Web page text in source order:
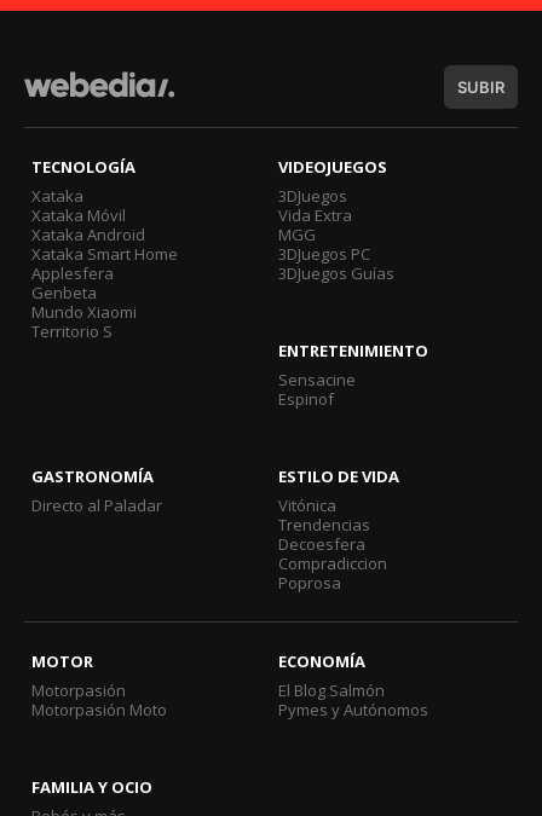
SUBIR
TECNOLOGÍA
Xataka
Xataka Móvil
Xataka Android
Xataka Smart Home
Applesfera
Genbeta
Mundo Xiaomi
Territorio S
VIDEOJUEGOS
3DJuegos
Vida Extra
MGG
3DJuegos PC
3DJuegos Guías
ENTRETENIMIENTO
Sensacine
Espinof
GASTRONOMÍA
Directo al Paladar
ESTILO DE VIDA
Vitónica
Trendencias
Decoesfera
Compradiccion
Poprosa
MOTOR
Motorpasión
Motorpasión Moto
ECONOMÍA
El Blog Salmón
Pymes y Autónomos
FAMILIA Y OCIO